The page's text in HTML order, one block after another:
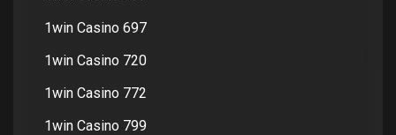
1win Casino 697
1win Casino 720
1win Casino 772
1win Casino 799